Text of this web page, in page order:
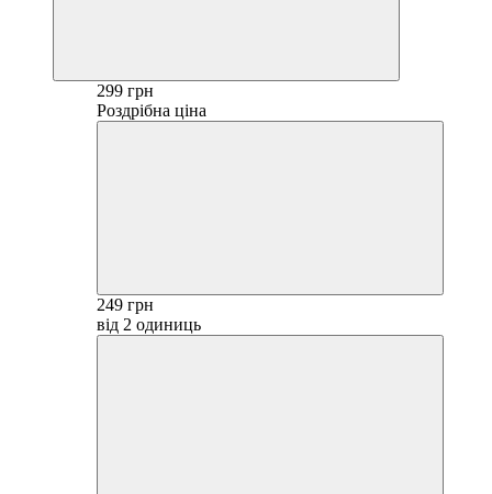
299 грн
Роздрібна ціна
249 грн
від 2 одиниць